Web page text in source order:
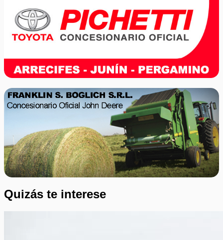
Quizás te interese